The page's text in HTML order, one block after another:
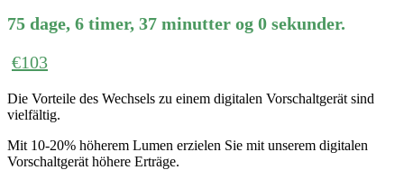
75 dage, 6 timer, 37 minutter og 0 sekunder.
€103
Die Vorteile des Wechsels zu einem digitalen Vorschaltgerät sind
vielfältig.
Mit 10-20% höherem Lumen erzielen Sie mit unserem digitalen
Vorschaltgerät höhere Erträge.